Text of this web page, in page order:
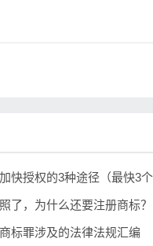
快授权的3种途径（最快3个
了，为什么还要注册商标？
标罪涉及的法律法规汇编